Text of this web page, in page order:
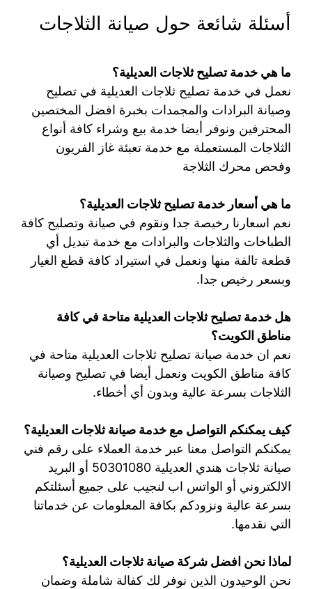
أسئلة شائعة حول صيانة الثلاجات
ما هي خدمة تصليح ثلاجات العديلية؟
نعمل في خدمة تصليح ثلاجات العديلية في تصليح
وصيانة البرادات والمجمدات بخبرة افضل المختصين
المحترفين ونوفر أيضا خدمة بيع وشراء كافة أنواع
الثلاجات المستعملة مع خدمة تعبئة غاز الفريون
وفحص محرك الثلاجة
ما هي أسعار خدمة تصليح ثلاجات العديلية؟
نعم اسعارنا رخيصة جدا ونقوم في صيانة وتصليح كافة
الطباخات والثلاجات والبرادات مع خدمة تبديل أي
قطعة تالفة منها ونعمل في استيراد كافة قطع الغيار
وبسعر رخيص جدا.
هل خدمة تصليح ثلاجات العديلية متاحة في كافة
مناطق الكويت؟
نعم ان خدمة صيانة تصليح ثلاجات العديلية متاحة في
كافة مناطق الكويت ونعمل أيضا في تصليح وصيانة
الثلاجات بسرعة عالية وبدون أي أخطاء.
كيف يمكنكم التواصل مع خدمة صيانة ثلاجات العديلية؟
يمكنكم التواصل معنا عبر خدمة العملاء على رقم فني
صيانة ثلاجات هندي العديلية 50301080 أو البريد
الالكتروني أو الواتس اب لنجيب على جميع أسئلتكم
بسرعة عالية ونزودكم بكافة المعلومات عن خدماتنا
التي نقدمها.
لماذا نحن افضل شركة صيانة ثلاجات العديلية؟
نحن الوحيدون الذين نوفر لك كفالة شاملة وضمان